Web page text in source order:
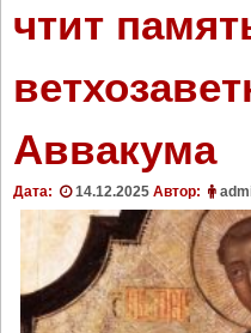
чтит
Аввакума
Дата: 14.12.2025 Автор: